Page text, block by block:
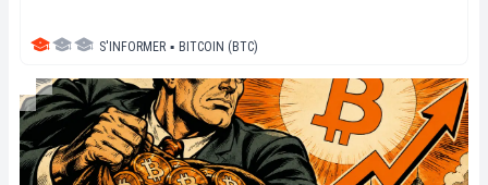
S'INFORMER ▪ BITCOIN (BTC)